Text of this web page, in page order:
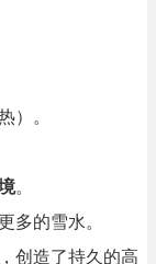
）。
。
多的雪水。
创造了持久的高